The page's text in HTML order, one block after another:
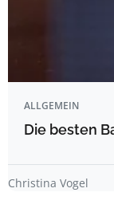
ALLGEMEIN
Die besten
Christina Vogel